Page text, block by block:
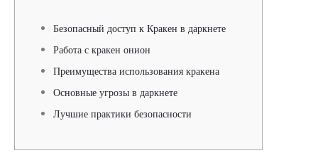
Безопасный доступ к Кракен в даркнете
Работа с кракен онион
Преимущества использования кракена
Основные угрозы в даркнете
Лучшие практики безопасности